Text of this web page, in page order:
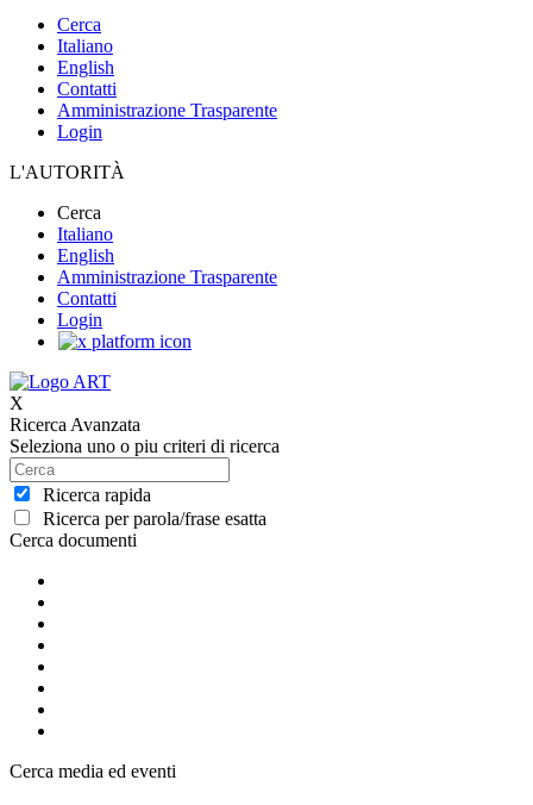
Cerca
Italiano
English
Contatti
Amministrazione Trasparente
Login
L'AUTORITÀ
Cerca
Italiano
English
Amministrazione Trasparente
Contatti
Login
X
Ricerca Avanzata
Seleziona uno o piu criteri di ricerca
Ricerca rapida
Ricerca per parola/frase esatta
Cerca documenti
Cerca media ed eventi